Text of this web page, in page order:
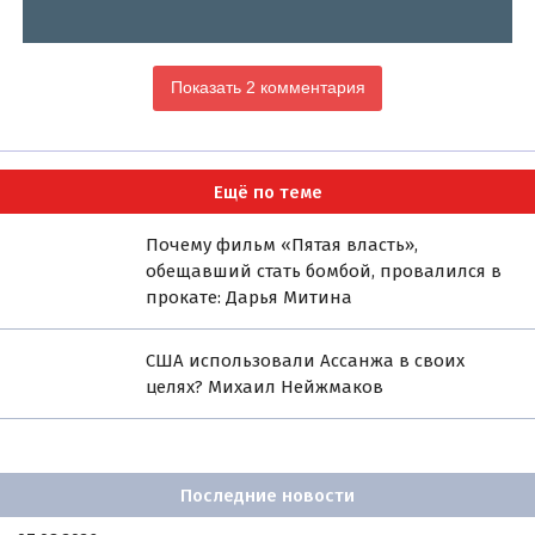
Показать 2 комментария
Ещё по теме
Почему фильм «Пятая власть»,
обещавший стать бомбой, провалился в
прокате: Дарья Митина
США использовали Ассанжа в своих
целях? Михаил Нейжмаков
Последние новости